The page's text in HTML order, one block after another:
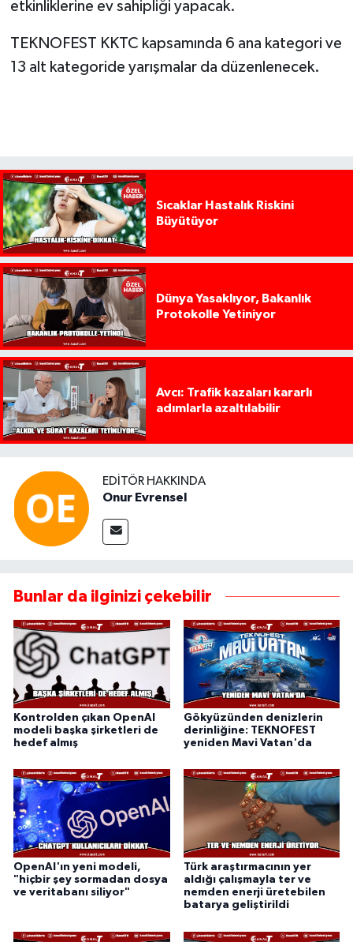
etkinliklerine ev sahipliği yapacak.
TEKNOFEST KKTC kapsamında 6 ana kategori ve
13 alt kategoride yarışmalar da düzenlenecek.
Sıcaklar Hastalık Riskini
Büyütüyor
Dünya Yasaklıyor, Bakanlık
Protokolle Yetiniyor
Avcı: Trafik kazaları kararlı
adımlarla azaltılabilir
EDITÖR HAKKINDA
Onur Evrensel
Bunlar da ilginizi çekebilir
Kontrolden çıkan OpenAI
modeli başka şirketleri de
hedef almış
Gökyüzünden denizlerin
derinliğine: TEKNOFEST
yeniden Mavi Vatan'da
OpenAI'ın yeni modeli,
"hiçbir şey sormadan dosya
ve veritabanı siliyor"
Türk araştırmacının yer
aldığı çalışmayla ter ve
nemden enerji üretebilen
batarya geliştirildi